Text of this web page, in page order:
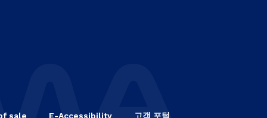
sale E-Accessibility 고객 포털